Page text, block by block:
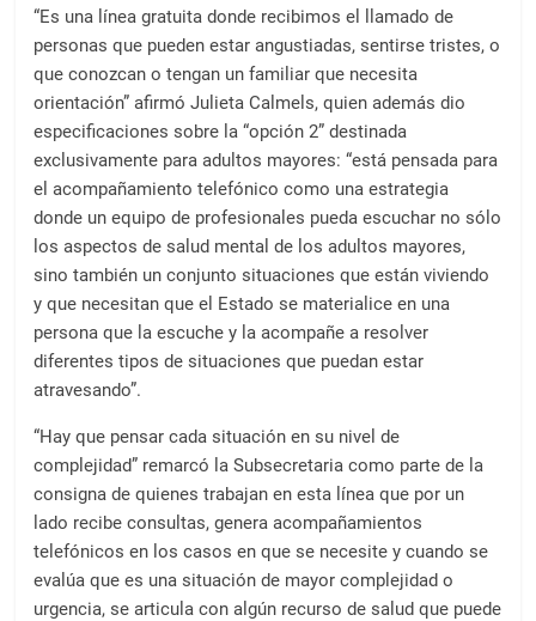
“Es una línea gratuita donde recibimos el llamado de
personas que pueden estar angustiadas, sentirse tristes, o
que conozcan o tengan un familiar que necesita
orientación” afirmó Julieta Calmels, quien además dio
especificaciones sobre la “opción 2” destinada
exclusivamente para adultos mayores: “está pensada para
el acompañamiento telefónico como una estrategia
donde un equipo de profesionales pueda escuchar no sólo
los aspectos de salud mental de los adultos mayores,
sino también un conjunto situaciones que están viviendo
y que necesitan que el Estado se materialice en una
persona que la escuche y la acompañe a resolver
diferentes tipos de situaciones que puedan estar
atravesando”.
“Hay que pensar cada situación en su nivel de
complejidad” remarcó la Subsecretaria como parte de la
consigna de quienes trabajan en esta línea que por un
lado recibe consultas, genera acompañamientos
telefónicos en los casos en que se necesite y cuando se
evalúa que es una situación de mayor complejidad o
urgencia, se articula con algún recurso de salud que puede